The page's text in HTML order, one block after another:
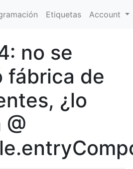
Etiquetas Account
no se
fábrica de
¿lo